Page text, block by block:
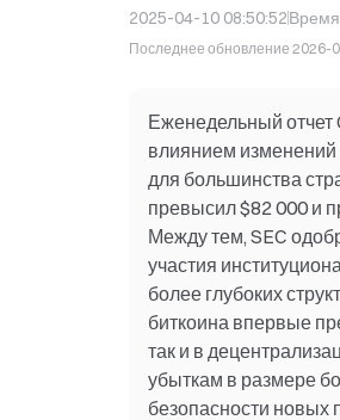
2025-04-10 08:50:52
Последнее обновление 2026-
Еженедельный отчет
влиянием
для большинства
превысил $82 000 и
Между тем, SEC
участия
более глубоких
биткоина впервые
так и в
убыткам в размере
безопасности новых